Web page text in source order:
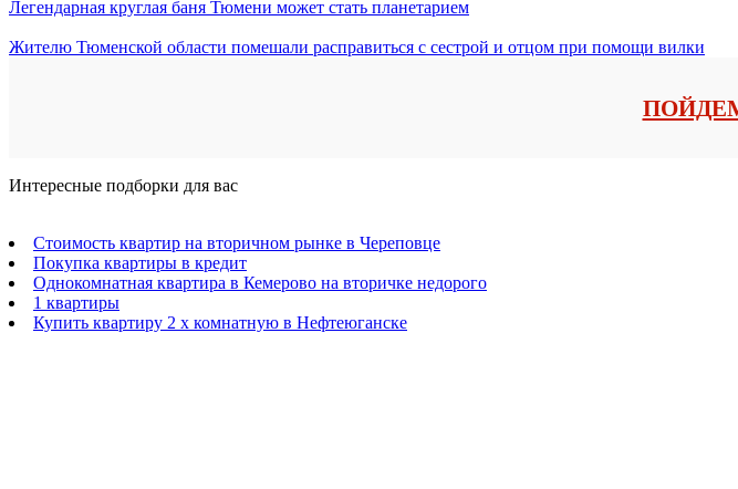
Легендарная круглая баня Тюмени может стать планетарием
Жителю Тюменской области помешали расправиться с сестрой и отцом при помощи вилки
Интересные подборки для вас
Стоимость квартир на вторичном рынке в Череповце
Покупка квартиры в кредит
Однокомнатная квартира в Кемерово на вторичке недорого
1 квартиры
Купить квартиру 2 х комнатную в Нефтеюганске